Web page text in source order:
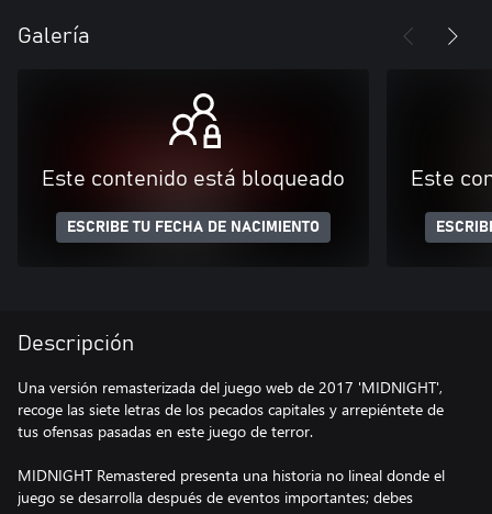
Galería
Este contenido está bloqueado
ESCRIBE TU FECHA DE NACIMIENTO
Este
Descripción
Una versión remasterizada del juego web de 2017 'MIDNIGHT',
recoge las siete letras de los pecados capitales y arrepiéntete de
tus ofensas pasadas en este juego de terror.
MIDNIGHT Remastered presenta una historia no lineal donde el
juego se desarrolla después de eventos importantes; debes